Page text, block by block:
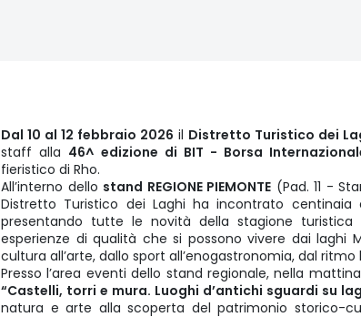
Dal 10 al 12 febbraio 2026 il Distretto Turistico dei
staff alla 46^ edizione di BIT - Borsa
fieristico di Rho.
All’interno dello stand REGIONE PIEMONTE (Pad. 11 -
Distretto Turistico dei Laghi ha incontrato
presentando tutte le novità della stagione
esperienze di qualità che si possono vivere dai laghi
cultura all’arte, dallo sport all’enogastronomia, dal
Presso l’area eventi dello stand regionale, nella
“Castelli, torri e mura. Luoghi d’antichi sguardi su
natura e arte alla scoperta del patrimonio storico-